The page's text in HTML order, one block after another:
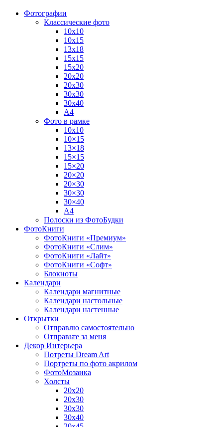
Фотографии
Классические фото
10х10
10х15
13х18
15х15
15х20
20х20
20х30
30х30
30х40
А4
Фото в рамке
10х10
10×15
13×18
15×15
15×20
20×20
20×30
30×30
30×40
A4
Полоски из ФотоБудки
ФотоКниги
ФотоКниги «Премиум»
ФотоКниги «Слим»
ФотоКниги «Лайт»
ФотоКниги «Софт»
Блокноты
Календари
Календари магнитные
Календари настольные
Календари настенные
Открытки
Отправлю самостоятельно
Отправьте за меня
Декор Интерьера
Потреты Dream Art
Портреты по фото акрилом
ФотоМозаика
Холсты
20х20
20х30
30х30
30х40